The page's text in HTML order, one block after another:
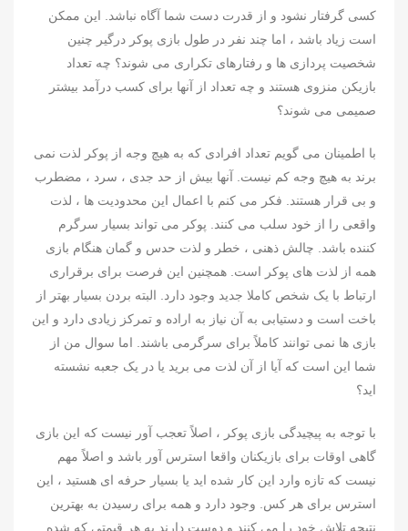
کسی گرفتار نشود و از قدرت دست شما آگاه نباشد. این ممکن
است زیاد باشد ، اما چند نفر در طول بازی پوکر درگیر چنین
شخصیت پردازی ها و رفتارهای تکراری می شوند؟ چه تعداد
بازیکن منزوی هستند و چه تعداد از آنها برای کسب درآمد بیشتر
صمیمی می شوند؟
با اطمینان می گویم تعداد افرادی که به هیچ وجه از پوکر لذت نمی
برند به هیچ وجه کم نیست. آنها بیش از حد جدی ، سرد ، مضطرب
و بی قرار هستند. فکر می کنم با اعمال این محدودیت ها ، لذت
واقعی را از خود سلب می کنند. پوکر می تواند بسیار سرگرم
کننده باشد. چالش ذهنی ، خطر و لذت حدس و گمان هنگام بازی
همه از لذت های پوکر است. همچنین این فرصت برای برقراری
ارتباط با یک شخص کاملا جدید وجود دارد. البته بردن بسیار بهتر از
باخت است و دستیابی به آن نیاز به اراده و تمرکز زیادی دارد و این
بازی ها نمی توانند کاملاً برای سرگرمی باشند. اما سوال من از
شما این است که آیا از آن لذت می برید یا در یک جعبه نشسته
اید؟
با توجه به پیچیدگی بازی پوکر ، اصلاً تعجب آور نیست که این بازی
گاهی اوقات برای بازیکنان واقعا استرس آور باشد و اصلاً مهم
نیست که تازه وارد این کار شده اید یا بسیار حرفه ای هستید ، این
استرس برای هر کس. وجود دارد و همه برای رسیدن به بهترین
نتیجه تلاش خود را می کنند و دوست دارند به هر قیمتی که شده